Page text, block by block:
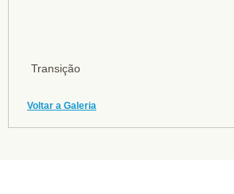
Transição
Voltar a Galeria